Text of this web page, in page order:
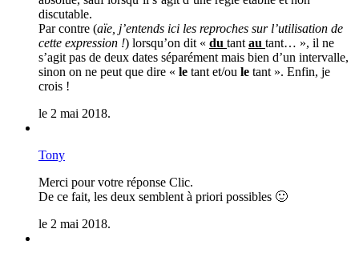
discutable.
Par contre (aïe, j’entends ici les reproches sur l’utilisation de
cette expression !) lorsqu’on dit « du tant au tant… », il ne
s’agit pas de deux dates séparément mais bien d’un intervalle,
sinon on ne peut que dire « le tant et/ou le tant ». Enfin, je
crois !
le 2 mai 2018.
Tony
Merci pour votre réponse Clic.
De ce fait, les deux semblent à priori possibles 🙂
le 2 mai 2018.